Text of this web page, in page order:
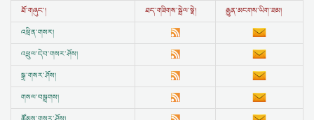
ཐོ་གཞུང་། ཐད་གཟིགས་སྦྲེལ་སྣེ།
རྒྱུན་མངགས་ཡིག་ཟམ།
འཕྲིན་གསར།
འཕྲུལ་དེབ་གསར་ཤོས།
སྒྲ་གསར་ཤོས།
གསལ་བསྒྲགས།